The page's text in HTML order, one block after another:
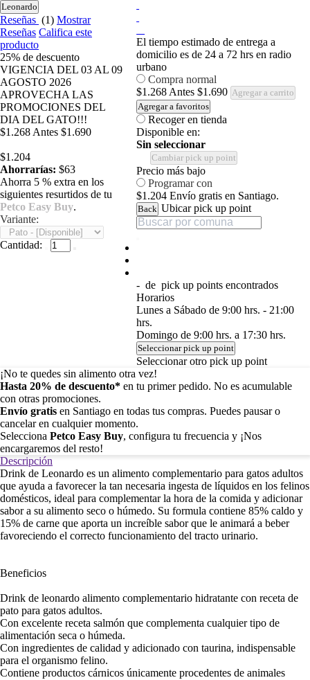
Leonardo
Reseñas (1) Mostrar
Reseñas Califica este
producto
25% de descuento
VIGENCIA DEL 03 AL 09
AGOSTO 2026
APROVECHA LAS
PROMOCIONES DEL
DIA DEL GATO!!!
$1.268 Antes $1.690
$1.204
Ahorrarías: $63
Ahorra 5 % extra en los
siguientes resurtidos de tu
Petco Easy Buy.
Variante:
Cantidad:
El tiempo estimado de entrega a
domicilio es de 24 a 72 hrs en radio
urbano
Compra normal
$1.268 Antes$1.690 Agregar a carrito
Agregar a favoritos
Recoger en tienda
Disponible en:
Sin seleccionar
Cambiar pick up point
Precio más bajo
Programar con
$1.204Envío gratis en Santiago.
Back Ubicar pick up point
- de pick up points encontrados
Horarios
Lunes a Sábado de 9:00 hrs. - 21:00
hrs.
Domingo de 9:00 hrs. a 17:30 hrs.
Seleccionar pick up point
Seleccionar otro pick up point
¡No te quedes sin alimento otra vez!
Hasta 20% de descuento* en tu primer pedido. No es acumulable
con otras promociones.
Envío gratis en Santiago en todas tus compras. Puedes pausar o
cancelar en cualquier momento.
Selecciona Petco Easy Buy, configura tu frecuencia y ¡Nos
encargaremos del resto!
Descripción
Drink de Leonardo es un alimento complementario para gatos adultos
que ayuda a favorecer la tan necesaria ingesta de líquidos en los felinos
domésticos, ideal para complementar la hora de la comida y adicionar
sabor a su alimento seco o húmedo. Su formula contiene 85% caldo y
15% de carne que aporta un increíble sabor que le animará a beber
favoreciendo el correcto funcionamiento del tracto urinario.
Beneficios
Drink de leonardo alimento complementario hidratante con receta de
pato para gatos adultos.
Con excelente receta salmón que complementa cualquier tipo de
alimentación seca o húmeda.
Con ingredientes de calidad y adicionado con taurina, indispensable
para el organismo felino.
Contiene productos cárnicos únicamente procedentes de animales